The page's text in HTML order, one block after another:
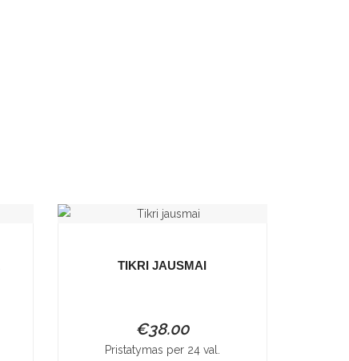
TIKRI JAUSMAI
€38.00
Pristatymas per 24 val.